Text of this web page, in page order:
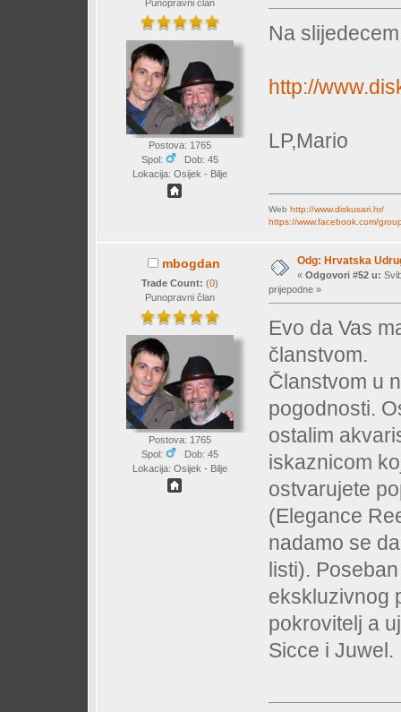
Punopravni član
Postova: 1765
Spol:
Dob: 45
Lokacija: Osijek - Bilje
Na
http://
LP,Mario
Web http://www.diskusari.hr/
https://www.facebook.com/
mbogdan
Trade Count: (0)
Punopravni član
Postova: 1765
Spol:
Dob: 45
Lokacija: Osijek - Bilje
Odg: Hrvatska
« Odgovori #52 u:
prijepodne »
Evo da Vas
članstvom.
Članstvom u
pogodnosti.
ostalim
iskaznicom
ostvarujete
(Elegance
nadamo se
listi).
ekskluzivnog
pokrovitelj a
Sicce i Juwel.